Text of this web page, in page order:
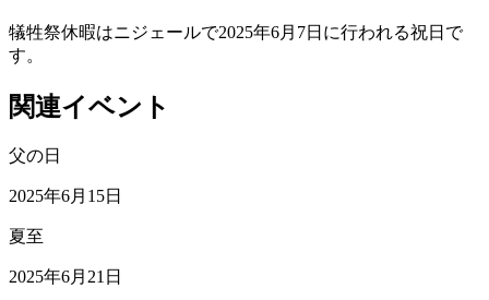
犠牲祭休暇はニジェールで2025年6月7日に行われる祝日で
す。
関連イベント
父の日
2025年6月15日
夏至
2025年6月21日